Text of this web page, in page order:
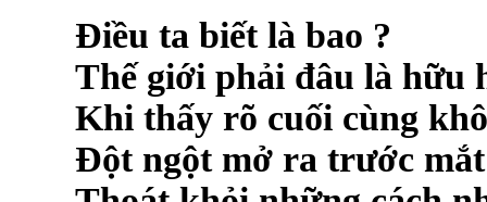
Điều ta biết là bao ?
Thế giới phải đâu là hữu
Khi thấy rõ cuối cùng
Đột ngột mở ra trước